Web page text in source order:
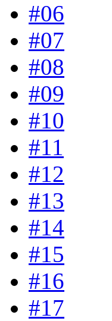
#06
#07
#08
#09
#10
#11
#12
#13
#14
#15
#16
#17